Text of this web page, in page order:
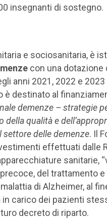
insegnanti di sostegno.
e sociosanitaria, è
con una dotazione
anni 2021, 2022 e
è destinato al
demenze – strategie
qualità e
delle demenze. Il
effettuati dalle
sanitarie,
del trattamento e
di Alzheimer, al
carico dei pazienti
decreto di riparto.